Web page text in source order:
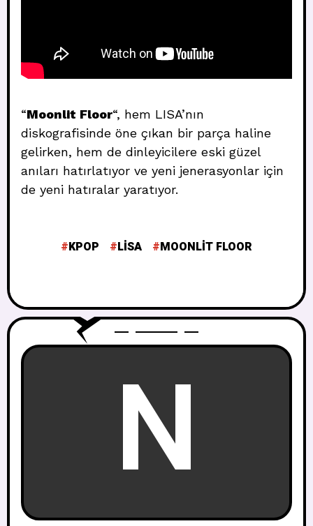
“Moonlit Floor“, hem LISA’nın
diskografisinde öne çıkan bir parça haline
gelirken, hem de dinleyicilere eski güzel
anıları hatırlatıyor ve yeni jenerasyonlar için
de yeni hatıralar yaratıyor.
KPOP LISA MOONLIT FLOOR
N